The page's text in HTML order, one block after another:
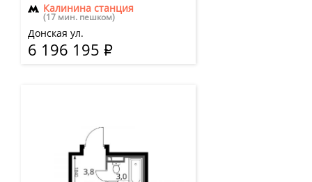
Калинина станция
(17 мин. пешком)
Донская ул.
6 196 195 Р